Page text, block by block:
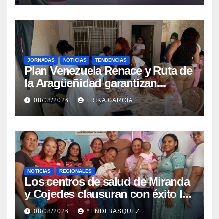
JORNADAS NOTICIAS TENDENCIAS
Plan Venezuela Renace y Ruta de
la Aragüeñidad garantizan
atención médica integral en
Aragua
08/08/2026 ERIKA GARCÍA
NOTICIAS REGIONALES
Los centros de salud de Miranda
y Cojedes clausuran con éxito la
Semana Mundial de la Lactancia
08/08/2026 YENDI BASQUEZ